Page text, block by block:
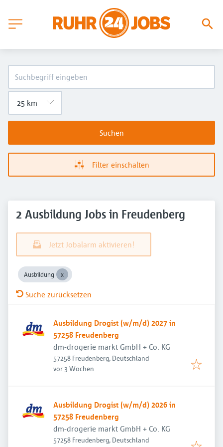
Suchen
Filter einschalten
2 Ausbildung Jobs in Freudenberg
Jetzt Jobalarm aktivieren!
Ausbildung
Suche zurücksetzen
Ausbildung Drogist (w/m/d) 2027 in
57258 Freudenberg
dm-drogerie markt GmbH + Co. KG
57258 Freudenberg, Deutschland
Veröffentlicht
vor 3 Wochen
Ausbildung Drogist (w/m/d) 2026 in
57258 Freudenberg
dm-drogerie markt GmbH + Co. KG
57258 Freudenberg, Deutschland